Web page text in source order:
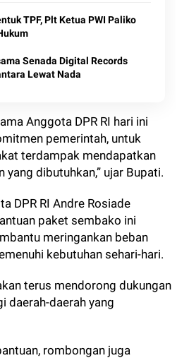
TPF, Plt Ketua PWI Paliko
Senada Digital Records
Lewat Nada
Anggota DPR RI hari ini
pemerintah, untuk
terdampak mendapatkan
yang dibutuhkan,” ujar Bupati.
DPR RI Andre Rosiade
paket sembako ini
meringankan beban
kebutuhan sehari-hari.
terus mendorong dukungan
daerah-daerah yang
rombongan juga